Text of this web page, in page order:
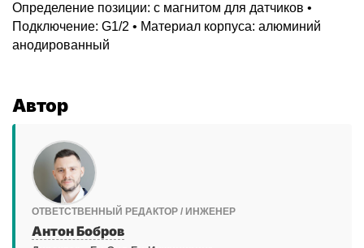
Определение позиции: с магнитом для датчиков •
Подключение: G1/2 • Материал корпуса: алюминий
анодированный
Автор
ОТВЕТСТВЕННЫЙ РЕДАКТОР / ИНЖЕНЕР
Антон Бобров